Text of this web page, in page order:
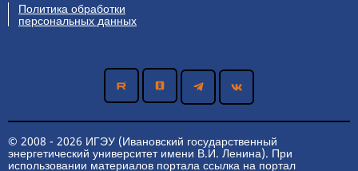
Политика обработки
персональных данных
© 2008 - 2026 ИГЭУ (Ивановский государственный
энергетический университет имени В.И. Ленина). При
использовании материалов портала ссылка на портал